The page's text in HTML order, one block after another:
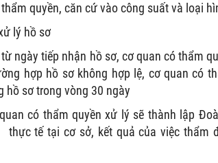
quyền, căn cứ vào công suất và loại
lý hồ sơ
ngày tiếp nhận hồ sơ, cơ quan có thẩm
hợp hồ sơ không hợp lệ, cơ quan có
hồ sơ trong vòng 30 ngày
có thẩm quyền xử lý sẽ thành lập
tế tại cơ sở, kết quả của việc thẩm